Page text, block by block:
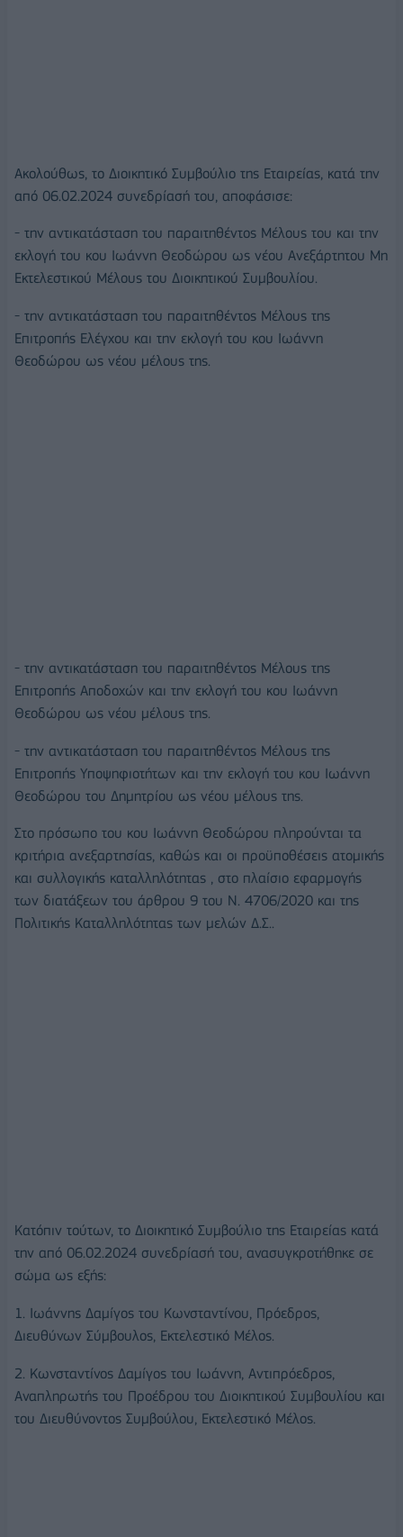
Ακολούθως, το Διοικητικό Συμβούλιο της Εταιρείας, κατά την
από 06.02.2024 συνεδρίασή του, αποφάσισε:
- την αντικατάσταση του παραιτηθέντος Μέλους του και την
εκλογή του κου Ιωάννη Θεοδώρου ως νέου Ανεξάρτητου Μη
Εκτελεστικού Μέλους του Διοικητικού Συμβουλίου.
- την αντικατάσταση του παραιτηθέντος Μέλους της
Επιτροπής Ελέγχου και την εκλογή του κου Ιωάννη
Θεοδώρου ως νέου μέλους της.
- την αντικατάσταση του παραιτηθέντος Μέλους της
Επιτροπής Αποδοχών και την εκλογή του κου Ιωάννη
Θεοδώρου ως νέου μέλους της.
- την αντικατάσταση του παραιτηθέντος Μέλους της
Επιτροπής Υποψηφιοτήτων και την εκλογή του κου Ιωάννη
Θεοδώρου του Δημητρίου ως νέου μέλους της.
Στο πρόσωπο του κου Ιωάννη Θεοδώρου πληρούνται τα
κριτήρια ανεξαρτησίας, καθώς και οι προϋποθέσεις ατομικής
και συλλογικής καταλληλότητας , στο πλαίσιο εφαρμογής
των διατάξεων του άρθρου 9 του Ν. 4706/2020 και της
Πολιτικής Καταλληλότητας των μελών Δ.Σ..
Κατόπιν τούτων, το Διοικητικό Συμβούλιο της Εταιρείας κατά
την από 06.02.2024 συνεδρίασή του, ανασυγκροτήθηκε σε
σώμα ως εξής:
1. Ιωάννης Δαμίγος του Κωνσταντίνου, Πρόεδρος,
Διευθύνων Σύμβουλος, Εκτελεστικό Μέλος.
2. Κωνσταντίνος Δαμίγος του Ιωάννη, Αντιπρόεδρος,
Αναπληρωτής του Προέδρου του Διοικητικού Συμβουλίου και
του Διευθύνοντος Συμβούλου, Εκτελεστικό Μέλος.